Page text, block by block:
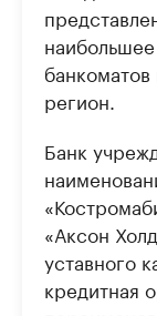
регион.
Банк
«Аксон
уставного
кредитная